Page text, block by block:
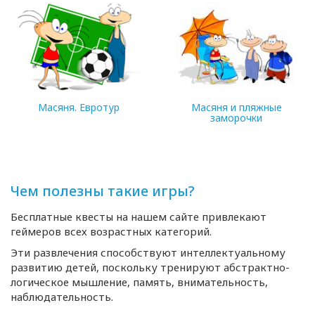
128 MB 266 MB
Масяня. Евротур Масяня и пляжные
заморочки
Чем полезны такие игры?
Бесплатные квесты на нашем сайте привлекают
геймеров всех возрастных категорий.
Эти развлечения способствуют интеллектуальному
развитию детей, поскольку тренируют абстрактно-
логическое мышление, память, внимательность,
наблюдательность.